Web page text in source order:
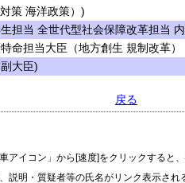
策 海洋政策）)
担当 全世代型社会保障改革担当
命担当大臣（地方創生 規制改革
大臣)
戻る
アイコン」から[速度]をクリックすると
説明・質疑者等の氏名がリンク表示さ